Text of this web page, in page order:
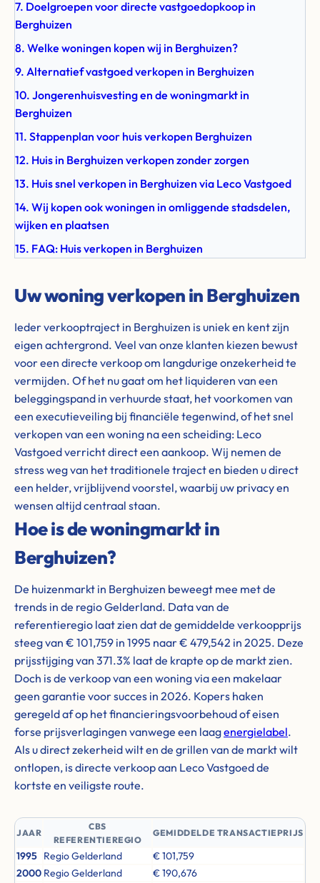
7. Doelgroepen voor directe vastgoedopkoop in
Berghuizen
8. Welke woningen kopen wij in Berghuizen?
9. Alternatief vastgoed verkopen in Berghuizen
10. Jongerenhuisvesting en de woningmarkt in
Berghuizen
11. Stappenplan voor huis verkopen Berghuizen
12. Huis in Berghuizen verkopen zonder zorgen
13. Huis snel verkopen in Berghuizen via Leco Vastgoed
14. Wij kopen ook woningen in omliggende stadsdelen,
wijken en plaatsen
15. FAQ: Huis verkopen in Berghuizen
Uw woning verkopen in Berghuizen
Ieder verkooptraject in Berghuizen is uniek en kent zijn
eigen achtergrond. Veel van onze klanten kiezen bewust
voor een directe verkoop om langdurige onzekerheid te
vermijden. Of het nu gaat om het liquideren van een
beleggingspand in verhuurde staat, het voorkomen van
een executieveiling bij financiële tegenwind, of het snel
verkopen van een woning na een scheiding: Leco
Vastgoed verricht direct een aankoop. Wij nemen de
stress weg van het traditionele traject en bieden u direct
een helder, vrijblijvend voorstel, waarbij uw privacy en
wensen altijd centraal staan.
Hoe is de woningmarkt in
Berghuizen?
De huizenmarkt in Berghuizen beweegt mee met de
trends in de regio Gelderland. Data van de
referentieregio laat zien dat de gemiddelde verkoopprijs
steeg van € 101,759 in 1995 naar € 479,542 in 2025. Deze
prijsstijging van 371.3% laat de krapte op de markt zien.
Doch is de verkoop van een woning via een makelaar
geen garantie voor succes in 2026. Kopers haken
geregeld af op het financieringsvoorbehoud of eisen
forse prijsverlagingen vanwege een laagenergielabel.
Als u direct zekerheid wilt en de grillen van de markt wilt
ontlopen, is directe verkoop aan Leco Vastgoed de
kortste en veiligste route.
JAAR
CBS
REFERENTIEREGIO
GEMIDDELDE TRANSACTIEPRIJS
1995 Regio Gelderland
€ 101,759
2000 Regio Gelderland
€ 190,676